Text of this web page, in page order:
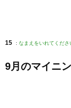
15 : なまえをいれてくださ
9月のマイニ